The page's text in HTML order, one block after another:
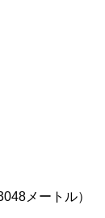
メートル）